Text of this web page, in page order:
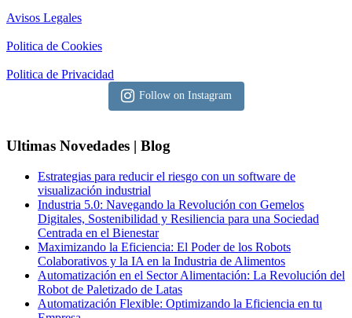
Avisos Legales
Politica de Cookies
Politica de Privacidad
Follow on Instagram
Ultimas Novedades | Blog
Estrategias para reducir el riesgo con un software de
visualización industrial
Industria 5.0: Navegando la Revolución con Gemelos
Digitales, Sostenibilidad y Resiliencia para una Sociedad
Centrada en el Bienestar
Maximizando la Eficiencia: El Poder de los Robots
Colaborativos y la IA en la Industria de Alimentos
Automatización en el Sector Alimentación: La Revolución del
Robot de Paletizado de Latas
Automatización Flexible: Optimizando la Eficiencia en tu